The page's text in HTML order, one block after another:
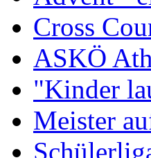
Cross
ASKÖ
"Kinder
Meister